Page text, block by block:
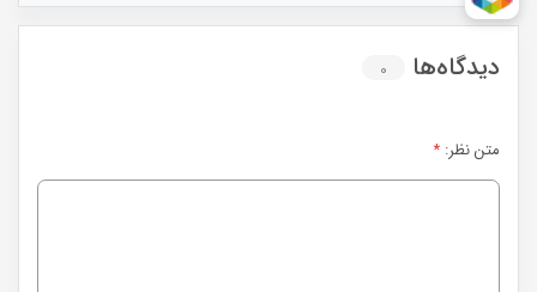
دیدگاه‌ها 0
متن نظر: *